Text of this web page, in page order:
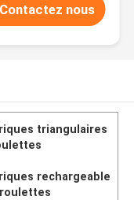
Contactez nous
triangulaires
rechargeable